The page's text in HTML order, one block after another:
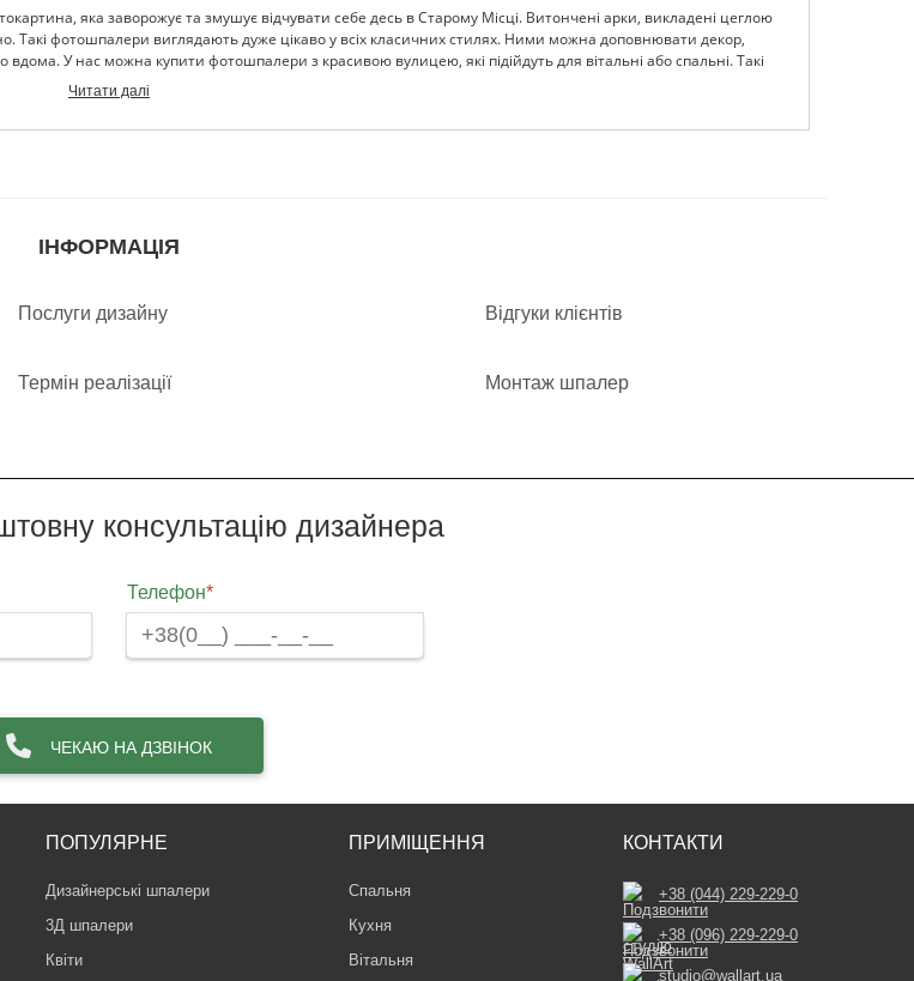
яка заворожує та змушує відчувати себе десь в Старому Місці. Витончені арки, викладені цеглою
Такі фотошпалери виглядають дуже цікаво у всіх класичних стилях. Ними можна доповнювати декор,
У нас можна купити фотошпалери з красивою вулицею, які підійдуть для вітальні або спальні. Такі
будуть виглядати максимально реалістично, і, дивлячись на ці шпалери у вас буде з’являтися відчуття,
замовити фотошпалери з красивою вулицею, які будуть служити вам довгі роки. Для друку шпалер
для здоров’я. Вся продукція вирізняється високою стійкістю до механічних пошкоджень, ультрафіолету та
Читати далі
ІНФОРМАЦІЯ
Послуги дизайну Відгуки клієнтів
Термін реалізації Монтаж шпалер
консультацію дизайнера
Телефон*
ЧЕКАЮ НА ДЗВІНОК
ПОПУЛЯРНЕ
Дизайнерські шпалери
3Д шпалери
Квіти
ПРИМІЩЕННЯ
Спальня
Кухня
Вітальня
КОНТАКТИ
+38 (044) 229-229-0
+38 (096) 229-229-0
studio@wallart.ua